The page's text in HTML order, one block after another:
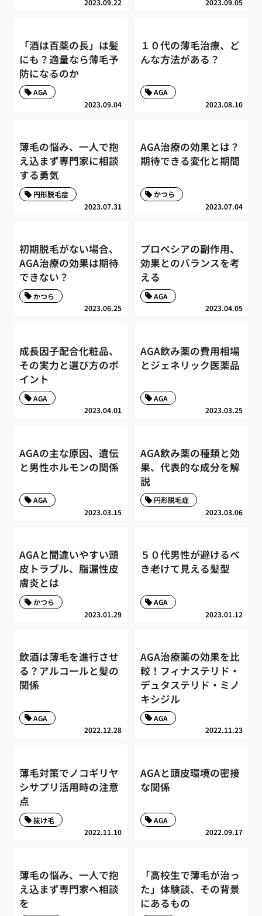
2023.09.22 2023.09.05
「酒は百薬の長」は髪
にも？適量なら薄毛予
防になるのか
2023.09.04
AGA
１０代の薄毛治療、ど
んな方法がある？
2023.08.10
AGA
薄毛の悩み、一人で抱
え込まず専門家に相談
する勇気
2023.07.31
円形脱毛症
AGA治療の効果とは？
期待できる変化と期間
2023.07.04
かつら
初期脱毛がない場合、
AGA治療の効果は期待
できない？
2023.06.25
かつら
プロペシアの副作用、
効果とのバランスを考
える
2023.04.05
AGA
成長因子配合化粧品、
その実力と選び方のポ
イント
2023.04.01
AGA
AGA飲み薬の費用相場
とジェネリック医薬品
2023.03.25
AGA
AGAの主な原因、遺伝
と男性ホルモンの関係
2023.03.15
AGA
AGA飲み薬の種類と効
果、代表的な成分を解
説
2023.03.06
円形脱毛症
AGAと間違いやすい頭
皮トラブル、脂漏性皮
膚炎とは
2023.01.29
かつら
５０代男性が避けるべ
き老けて見える髪型
2023.01.12
AGA
飲酒は薄毛を進行させ
る？アルコールと髪の
関係
2022.12.28
AGA
AGA治療薬の効果を比
較！フィナステリド・
デュタステリド・ミノ
キシジル
2022.11.23
AGA
薄毛対策でノコギリヤ
シサプリ活用時の注意
点
2022.11.10
抜け毛
AGAと頭皮環境の密接
な関係
2022.09.17
AGA
薄毛の悩み、一人で抱
え込まず専門家へ相談
を
「高校生で薄毛が治っ
た」体験談、その背景
にあるもの